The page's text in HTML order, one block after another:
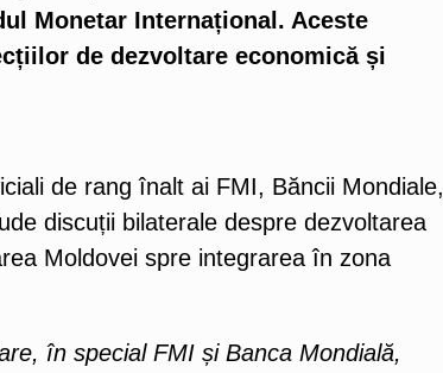
Monetar Internațional. Aceste
de dezvoltare economică și
de rang înalt ai FMI, Băncii Mondiale,
discuții bilaterale despre dezvoltarea
Moldovei spre integrarea în zona
în special FMI și Banca Mondială,